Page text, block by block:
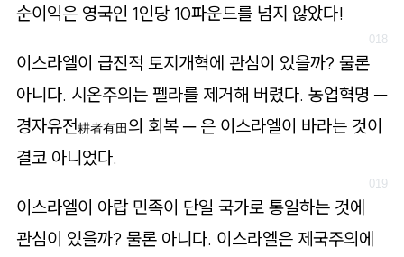
순이익은 영국인 1인당 10파운드를 넘지 않았다!
이스라엘이 급진적 토지개혁에 관심이 있을까? 물론
아니다. 시온주의는 펠라를 제거해 버렸다. 농업혁명 ─
경자유전耕者有田 의 회복 ─ 은 이스라엘이 바라는 것이
결코 아니었다.
이스라엘이 아랍 민족이 단일 국가로 통일하는 것에
관심이 있을까? 물론 아니다. 이스라엘은 제국주의에